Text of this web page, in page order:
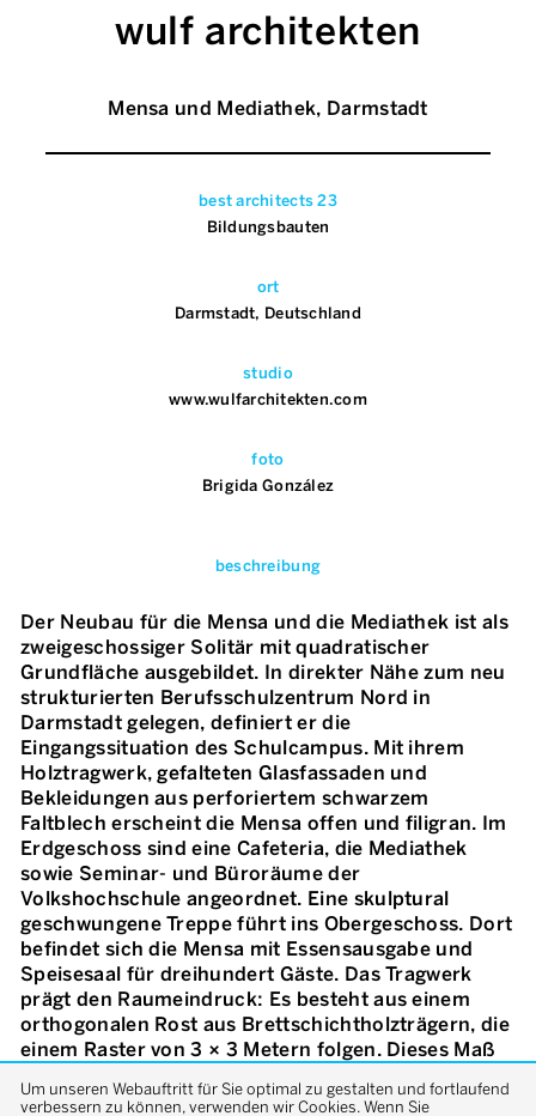
wulf architekten
Mensa und Mediathek, Darmstadt
best architects 23
Bildungsbauten
ort
Darmstadt, Deutschland
studio
www.wulfarchitekten.com
foto
Brigida González
beschreibung
Der Neubau für die Mensa und die Mediathek ist als
zweigeschossiger Solitär mit quadratischer
Grundfläche ausgebildet. In direkter Nähe zum neu
strukturierten Berufsschulzentrum Nord in
Darmstadt gelegen, definiert er die
Eingangssituation des Schulcampus. Mit ihrem
Holztragwerk, gefalteten Glasfassaden und
Bekleidungen aus perforiertem schwarzem
Faltblech erscheint die Mensa offen und filigran. Im
Erdgeschoss sind eine Cafeteria, die Mediathek
sowie Seminar- und Büroräume der
Volkshochschule angeordnet. Eine skulptural
geschwungene Treppe führt ins Obergeschoss. Dort
befindet sich die Mensa mit Essensausgabe und
Speisesaal für dreihundert Gäste. Das Tragwerk
prägt den Raumeindruck: Es besteht aus einem
orthogonalen Rost aus Brettschichtholzträgern, die
einem Raster von 3 × 3 Metern folgen. Dieses Maß
Gesamtkonzepts. Jedem dieser Module ist eine
Um unseren Webauftritt für Sie optimal zu gestalten und fortlaufend
verbessern zu können, verwenden wir Cookies. Wenn Sie